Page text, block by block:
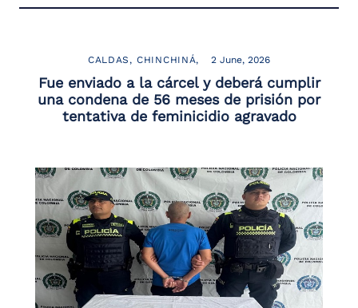
CALDAS CHINCHINÁ 2 June, 2026
Fue enviado a la cárcel y deberá cumplir
una condena de 56 meses de prisión por
tentativa de feminicidio agravado